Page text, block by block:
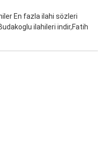
En fazla ilahi sözleri
ilahileri indir,Fatih